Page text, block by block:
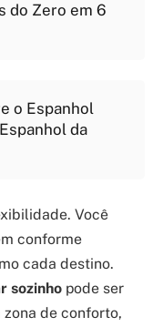
do Zero em 6
o Espanhol
da
Você
conforme
cada destino.
sozinho pode ser
de conforto,